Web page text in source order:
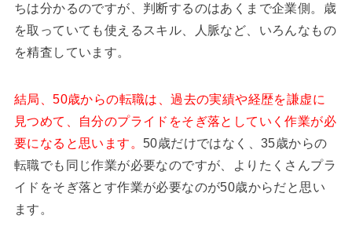
ちは分かるのですが、判断するのはあくまで企業側。歳
を取っていても使えるスキル、人脈など、いろんなもの
を精査しています。
結局、50歳からの転職は、過去の実績や経歴を謙虚に
見つめて、自分のプライドをそぎ落としていく作業が必
要になると思います。 50歳だけではなく、35歳からの
転職でも同じ作業が必要なのですが、よりたくさんプラ
イドをそぎ落とす作業が必要なのが50歳からだと思い
ます。